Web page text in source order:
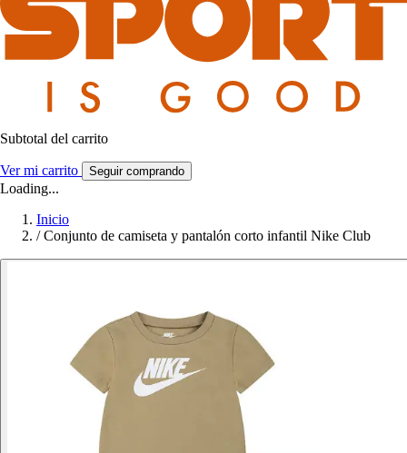
Subtotal del carrito
Ver mi carrito Seguir comprando
Loading...
Inicio
/ Conjunto de camiseta y pantalón corto infantil Nike Club